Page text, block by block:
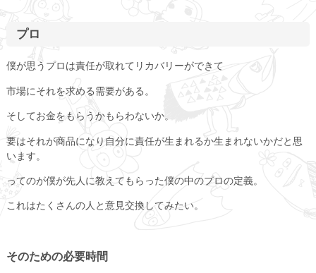
プロ
僕が思うプロは責任が取れてリカバリーができて
市場にそれを求める需要がある。
そしてお金をもらうかもらわないか。
要はそれが商品になり自分に責任が生まれるか生まれないかだと思
います。
ってのが僕が先人に教えてもらった僕の中のプロの定義。
これはたくさんの人と意見交換してみたい。
そのための必要時間